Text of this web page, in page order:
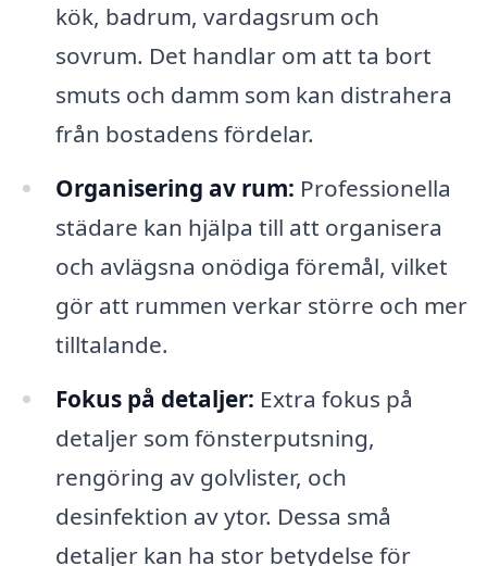
kök, badrum, vardagsrum och
sovrum. Det handlar om att ta bort
smuts och damm som kan distrahera
från bostadens fördelar.
Organisering av rum: Professionella
städare kan hjälpa till att organisera
och avlägsna onödiga föremål, vilket
gör att rummen verkar större och mer
tilltalande.
Fokus på detaljer: Extra fokus på
detaljer som fönsterputsning,
rengöring av golvlister, och
desinfektion av ytor. Dessa små
detaljer kan ha stor betydelse för